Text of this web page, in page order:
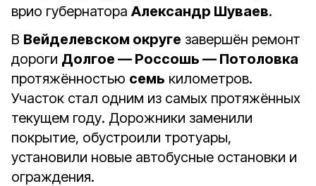
врио губернатора Александр Шуваев.
В Вейделевском округе завершён ремонт
дороги Долгое — Россошь — Потоловка
протяжённостью семь километров.
Участок стал одним из самых протяжённых
текущем году. Дорожники заменили
покрытие, обустроили тротуары,
установили новые автобусные остановки и
ограждения.